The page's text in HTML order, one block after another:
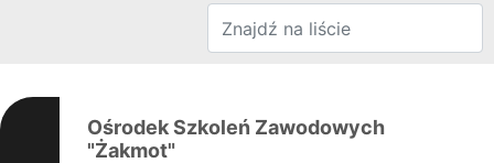
Ośrodek Szkoleń Zawodowych
"Żakmot"